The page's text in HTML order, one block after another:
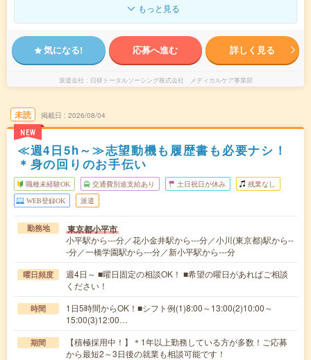
もっと見る
気になる! 応募へ進む 詳しく見る
派遣会社 日研トータルソーシング株式会社 メディカルケア事業部
未読
NEW
掲載日 2026/08/04
≪週4日5h～≫志望動機も履歴書も必要ナシ！
＊身の回りのお手伝い
職種未経験OK 交通費別途支給あり 土日祝日が休み 残業なし
WEB登録OK 派遣
勤務地 東京都小平市
小平駅から---分／花小金井駅から---分／小川(東京都)駅から--
-分／一橋学園駅から---分／新小平駅から---分
曜日頻度
週4日～ ■曜日固定の相談OK！ ■希望の曜日があればご相談
ください！
時間
1日5時間からOK！■シフト例(1)8:00～13:00(2)10:00～
15:00(3)12:00…
期間
【積極採用中！】＊1年以上勤務している方が多数！ご応募
から最短2～3日後の就業も相談可能です！